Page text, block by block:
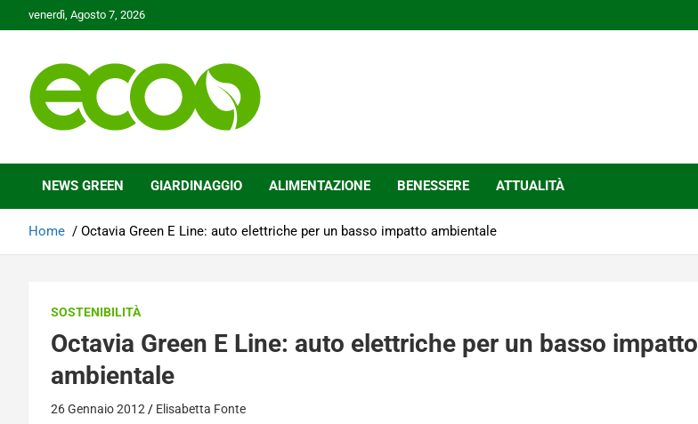
to
venerdì, Agosto 7, 2026
Ecoo.it
NEWS GREEN GIARDINAGGIO ALIMENTAZIONE BENESSERE ATTUALITÀ
Home Octavia Green E Line: auto elettriche per un basso impatto ambientale
SOSTENIBILITÀ
Octavia Green E Line: auto elettriche per un basso impatto
ambientale
26 Gennaio 2012 Elisabetta Fonte